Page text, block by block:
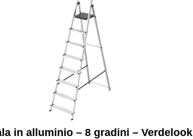
in alluminio – 8 gradini – Verdelook